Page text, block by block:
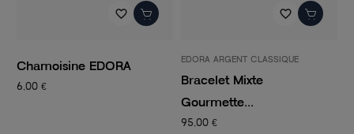
favorite_border
Chamoisine EDORA
6,00 €
favorite_border
EDORA ARGENT CLASSIQUE
Bracelet Mixte
Gourmette...
95,00 €